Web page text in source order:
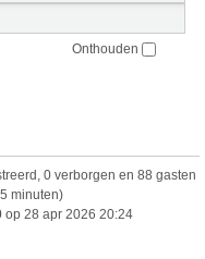
Onthouden
0 verborgen en 88 gasten
minuten)
op 28 apr 2026 20:24